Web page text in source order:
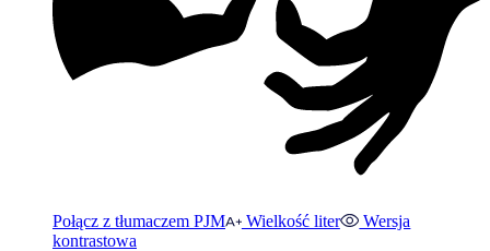
Połącz z tłumaczem PJM Wielkość liter
Wersja
kontrastowa